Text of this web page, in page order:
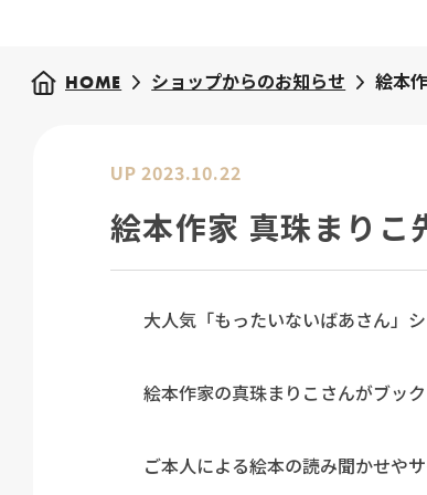
HOME ショップからのお知らせ 絵本
UP 2023.10.22
絵本作家 真珠まりこ
大人気「もったいないばあさん」
絵本作家の真珠まりこさんがブッ
ご本人による絵本の読み聞かせや